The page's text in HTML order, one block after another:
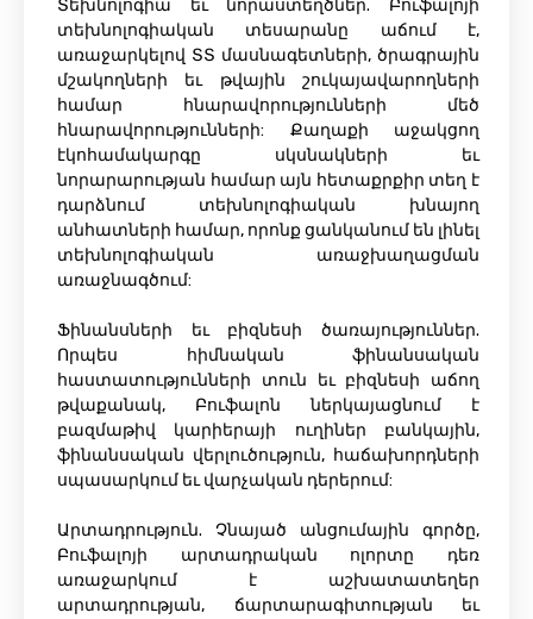
Տեխնոլոգիա եւ նորաստեղծներ. Բուֆալոյի
տեխնոլոգիական տեսարանը աճում է,
առաջարկելով ՏՏ մասնագետների, ծրագրային
մշակողների եւ թվային շուկայավարողների
համար հնարավորությունների մեծ
հնարավորությունների: Քաղաքի աջակցող
էկոհամակարգը սկսնակների եւ
նորարարության համար այն հետաքրքիր տեղ է
դարձնում տեխնոլոգիական խնայող
անհատների համար, որոնք ցանկանում են լինել
տեխնոլոգիական առաջխաղացման
առաջնագծում:
Ֆինանսների եւ բիզնեսի ծառայություններ.
Որպես հիմնական ֆինանսական
հաստատությունների տուն եւ բիզնեսի աճող
թվաքանակ, Բուֆալոն ներկայացնում է
բազմաթիվ կարիերայի ուղիներ բանկային,
ֆինանսական վերլուծություն, հաճախորդների
սպասարկում եւ վարչական դերերում:
Արտադրություն. Չնայած անցումային գործը,
Բուֆալոյի արտադրական ոլորտը դեռ
առաջարկում է աշխատատեղեր
արտադրության, ճարտարագիտության եւ